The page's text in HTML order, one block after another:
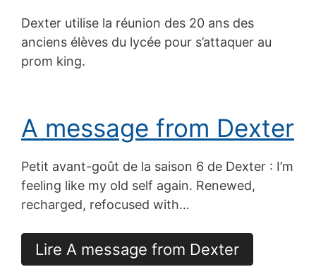
Dexter utilise la réunion des 20 ans des
anciens élèves du lycée pour s’attaquer au
prom king.
A message from Dexter
Petit avant-goût de la saison 6 de Dexter : I’m
feeling like my old self again. Renewed,
recharged, refocused with…
Lire A message from Dexter